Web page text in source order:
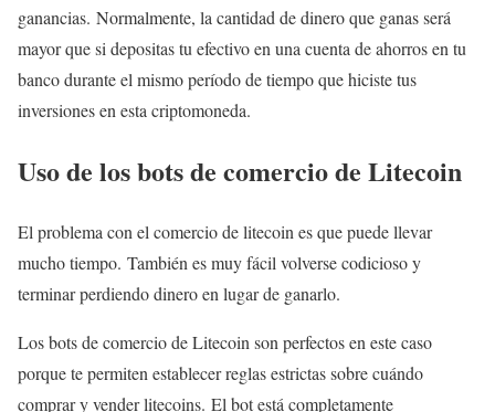
ganancias. Normalmente, la cantidad de dinero que ganas será
mayor que si depositas tu efectivo en una cuenta de ahorros en tu
banco durante el mismo período de tiempo que hiciste tus
inversiones en esta criptomoneda.
Uso de los bots de comercio de Litecoin
El problema con el comercio de litecoin es que puede llevar
mucho tiempo. También es muy fácil volverse codicioso y
terminar perdiendo dinero en lugar de ganarlo.
Los bots de comercio de Litecoin son perfectos en este caso
porque te permiten establecer reglas estrictas sobre cuándo
comprar y vender litecoins. El bot está completamente